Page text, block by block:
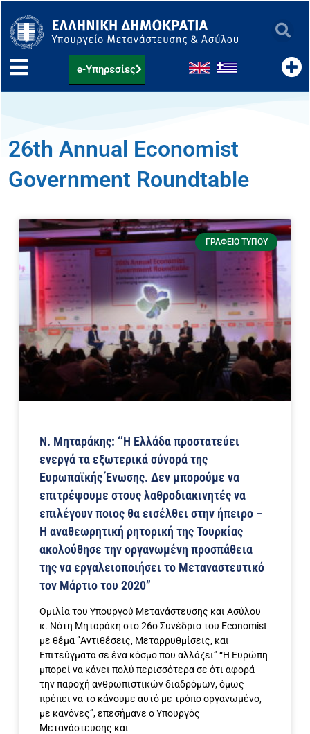
στο
περιεχόμενο
e-Υπηρεσίες
26th Annual Economist
Government Roundtable
ΓΡΑΦΕΊΟ ΤΎΠΟΥ
Ν. Μηταράκης: ‘’H Ελλάδα προστατεύει
ενεργά τα εξωτερικά σύνορά της
Ευρωπαϊκής Ένωσης. Δεν μπορούμε να
επιτρέψουμε στους λαθροδιακινητές να
επιλέγουν ποιος θα εισέλθει στην ήπειρο –
Η αναθεωρητική ρητορική της Τουρκίας
ακολούθησε την οργανωμένη προσπάθεια
της να εργαλειοποιήσει το Μεταναστευτικό
τον Μάρτιο του 2020”
Ομιλία του Υπουργού Μετανάστευσης και Ασύλου
κ. Νότη Μηταράκη στο 26ο Συνέδριο του Εconomist
με θέμα ”Αντιθέσεις, Μεταρρυθμίσεις, και
Επιτεύγματα σε ένα κόσμο που αλλάζει” “Η Ευρώπη
μπορεί να κάνει πολύ περισσότερα σε ότι αφορά
την παροχή ανθρωπιστικών διαδρόμων, όμως
πρέπει να το κάνουμε αυτό με τρόπο οργανωμένο,
με κανόνες”, επεσήμανε ο Υπουργός
Μετανάστευσης και